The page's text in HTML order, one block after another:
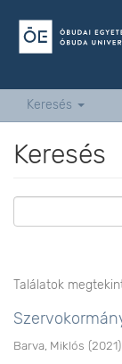
Keresés
Keresés
Találatok
Barva, Miklós (2021)